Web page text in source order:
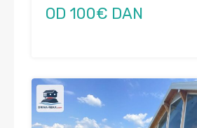
OD 100€ DAN